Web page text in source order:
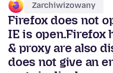
Zarchiwizowany
Firefox does not
IE is open.Firefox
& proxy are also
does not give an